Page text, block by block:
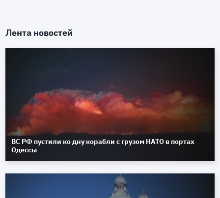
Лента новостей
ВС РФ пустили ко дну корабли с грузом НАТО в портах
Одессы